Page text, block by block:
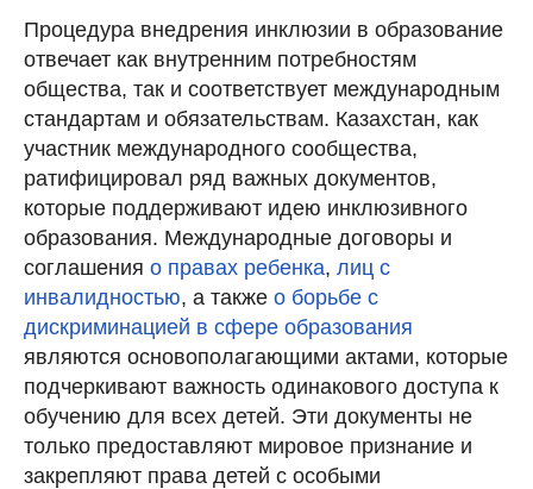
Процедура внедрения инклюзии в образование
отвечает как внутренним потребностям
общества, так и соответствует международным
стандартам и обязательствам. Казахстан, как
участник международного сообщества,
ратифицировал ряд важных документов,
которые поддерживают идею инклюзивного
образования. Международные договоры и
соглашения о правах ребенка, лиц с
инвалидностью, а также о борьбе с
дискриминацией в сфере образования
являются основополагающими актами, которые
подчеркивают важность одинакового доступа к
обучению для всех детей. Эти документы не
только предоставляют мировое признание и
закрепляют права детей с особыми